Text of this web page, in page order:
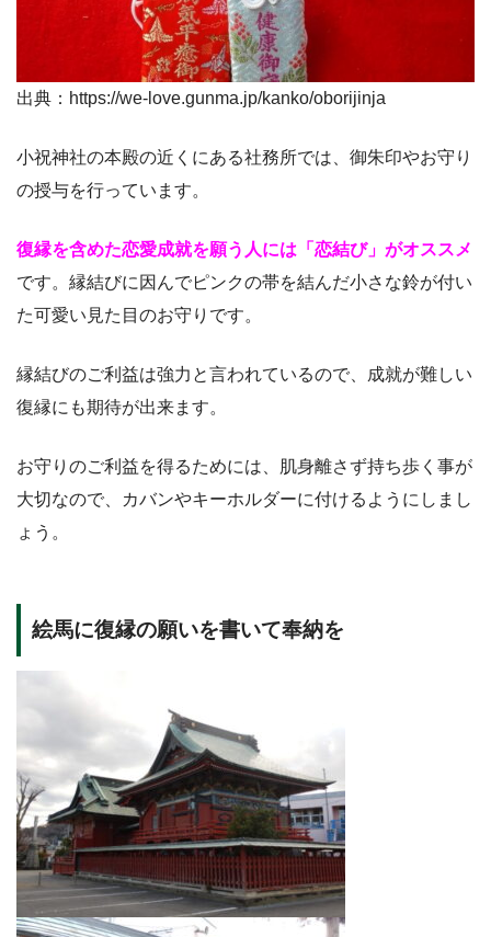
出典：https://we-love.gunma.jp/kanko/oborijinja
小祝神社の本殿の近くにある社務所では、御朱印やお守り
の授与を行っています。
復縁を含めた恋愛成就を願う人には「恋結び」がオススメ
です。縁結びに因んでピンクの帯を結んだ小さな鈴が付い
た可愛い見た目のお守りです。
縁結びのご利益は強力と言われているので、成就が難しい
復縁にも期待が出来ます。
お守りのご利益を得るためには、肌身離さず持ち歩く事が
大切なので、カバンやキーホルダーに付けるようにしまし
ょう。
絵馬に復縁の願いを書いて奉納を